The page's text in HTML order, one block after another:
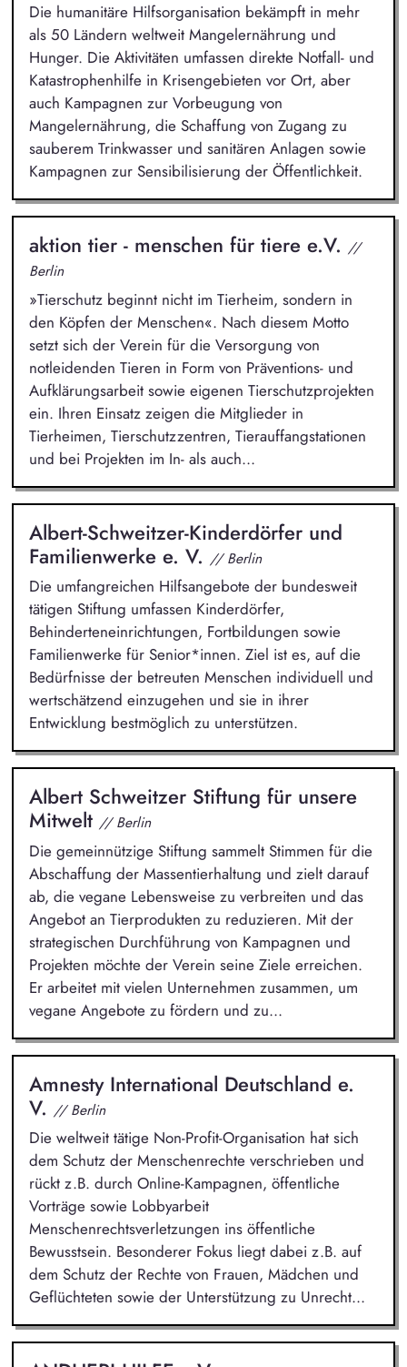
Die humanitäre Hilfsorganisation bekämpft in mehr
als 50 Ländern weltweit Mangelernährung und
Hunger. Die Aktivitäten umfassen direkte Notfall- und
Katastrophenhilfe in Krisengebieten vor Ort, aber
auch Kampagnen zur Vorbeugung von
Mangelernährung, die Schaffung von Zugang zu
sauberem Trinkwasser und sanitären Anlagen sowie
Kampagnen zur Sensibilisierung der Öffentlichkeit.
aktion tier - menschen für tiere e.V. //
Berlin
»Tierschutz beginnt nicht im Tierheim, sondern in
den Köpfen der Menschen«. Nach diesem Motto
setzt sich der Verein für die Versorgung von
notleidenden Tieren in Form von Präventions- und
Aufklärungsarbeit sowie eigenen Tierschutzprojekten
ein. Ihren Einsatz zeigen die Mitglieder in
Tierheimen, Tierschutzzentren, Tierauffangstationen
und bei Projekten im In- als auch...
Albert-Schweitzer-Kinderdörfer und
Familienwerke e. V. // Berlin
Die umfangreichen Hilfsangebote der bundesweit
tätigen Stiftung umfassen Kinderdörfer,
Behinderteneinrichtungen, Fortbildungen sowie
Familienwerke für Senior*innen. Ziel ist es, auf die
Bedürfnisse der betreuten Menschen individuell und
wertschätzend einzugehen und sie in ihrer
Entwicklung bestmöglich zu unterstützen.
Albert Schweitzer Stiftung für unsere
Mitwelt // Berlin
Die gemeinnützige Stiftung sammelt Stimmen für die
Abschaffung der Massentierhaltung und zielt darauf
ab, die vegane Lebensweise zu verbreiten und das
Angebot an Tierprodukten zu reduzieren. Mit der
strategischen Durchführung von Kampagnen und
Projekten möchte der Verein seine Ziele erreichen.
Er arbeitet mit vielen Unternehmen zusammen, um
vegane Angebote zu fördern und zu...
Amnesty International Deutschland e.
V. // Berlin
Die weltweit tätige Non-Profit-Organisation hat sich
dem Schutz der Menschenrechte verschrieben und
rückt z.B. durch Online-Kampagnen, öffentliche
Vorträge sowie Lobbyarbeit
Menschenrechtsverletzungen ins öffentliche
Bewusstsein. Besonderer Fokus liegt dabei z.B. auf
dem Schutz der Rechte von Frauen, Mädchen und
Geflüchteten sowie der Unterstützung zu Unrecht...